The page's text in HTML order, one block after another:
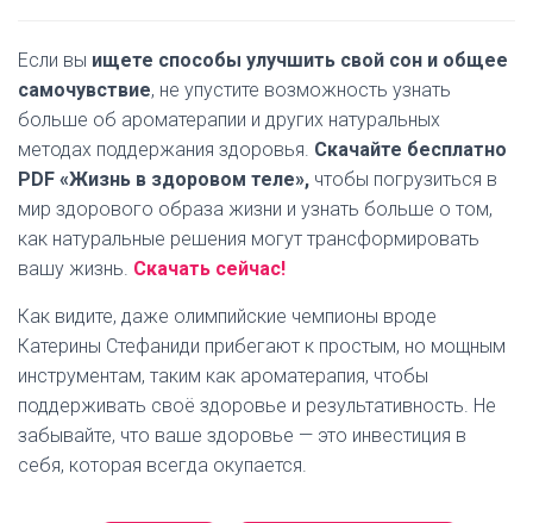
Если вы ищете способы улучшить свой сон и общее
самочувствие, не упустите возможность узнать
больше об ароматерапии и других натуральных
методах поддержания здоровья. Скачайте бесплатно
PDF «Жизнь в здоровом теле», чтобы погрузиться в
мир здорового образа жизни и узнать больше о том,
как натуральные решения могут трансформировать
вашу жизнь. Скачать сейчас!
Как видите, даже олимпийские чемпионы вроде
Катерины Стефаниди прибегают к простым, но мощным
инструментам, таким как ароматерапия, чтобы
поддерживать своё здоровье и результативность. Не
забывайте, что ваше здоровье — это инвестиция в
себя, которая всегда окупается.